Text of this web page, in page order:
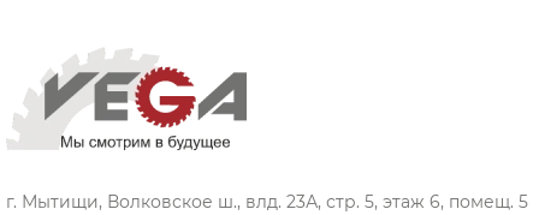
г. Мытищи, Волковское ш., влд. 23А, стр. 5, этаж 6, помещ. 5